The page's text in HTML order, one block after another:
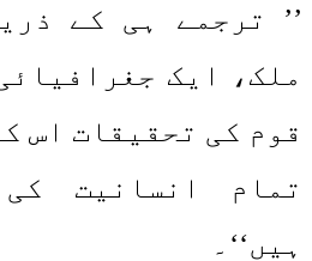
’’ ترجمے ہی کے
ملک، ایک
قوم کی تحقیقات اس
تمام انسانیت
ہیں‘‘۔